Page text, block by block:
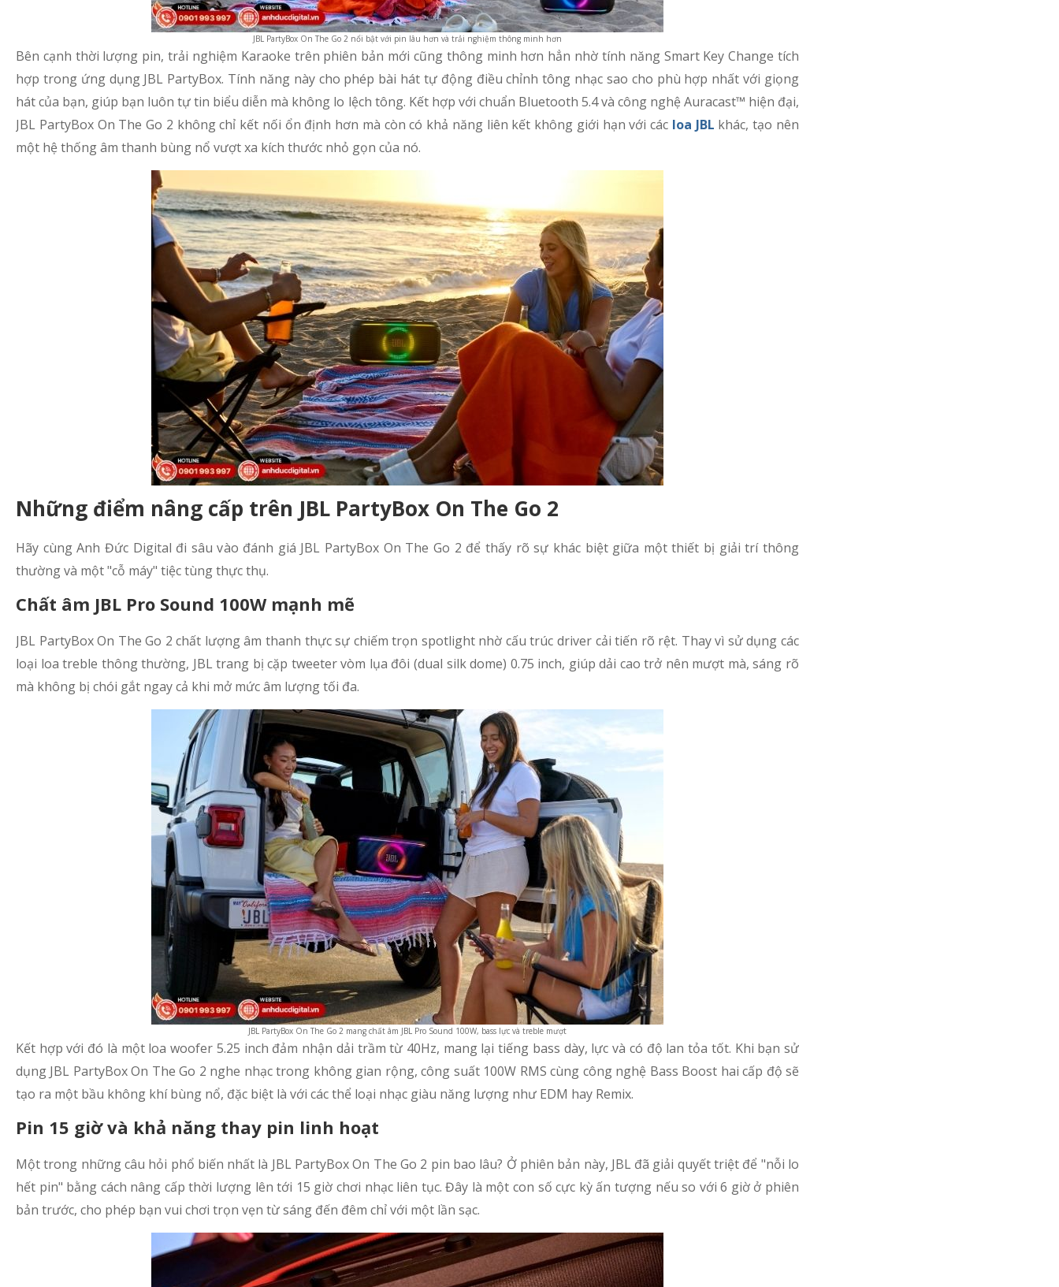
JBL PartyBox On The Go 2 nổi bật với pin lâu hơn và trải nghiệm thông minh hơn
Bên cạnh thời lượng pin, trải nghiệm Karaoke trên phiên bản mới cũng thông minh hơn hẳn nhờ tính năng Smart Key Change tích
hợp trong ứng dụng JBL PartyBox. Tính năng này cho phép bài hát tự động điều chỉnh tông nhạc sao cho phù hợp nhất với giọng
hát của bạn, giúp bạn luôn tự tin biểu diễn mà không lo lệch tông. Kết hợp với chuẩn Bluetooth 5.4 và công nghệ Auracast™ hiện đại,
JBL PartyBox On The Go 2 không chỉ kết nối ổn định hơn mà còn có khả năng liên kết không giới hạn với các loa JBL khác, tạo nên
một hệ thống âm thanh bùng nổ vượt xa kích thước nhỏ gọn của nó.
Những điểm nâng cấp trên JBL PartyBox On The Go 2
Hãy cùng Anh Đức Digital đi sâu vào đánh giá JBL PartyBox On The Go 2 để thấy rõ sự khác biệt giữa một thiết bị giải trí thông
thường và một "cỗ máy" tiệc tùng thực thụ.
Chất âm JBL Pro Sound 100W mạnh mẽ
JBL PartyBox On The Go 2 chất lượng âm thanh thực sự chiếm trọn spotlight nhờ cấu trúc driver cải tiến rõ rệt. Thay vì sử dụng các
loại loa treble thông thường, JBL trang bị cặp tweeter vòm lụa đôi (dual silk dome) 0.75 inch, giúp dải cao trở nên mượt mà, sáng rõ
mà không bị chói gắt ngay cả khi mở mức âm lượng tối đa.
JBL PartyBox On The Go 2 mang chất âm JBL Pro Sound 100W, bass lực và treble mượt
Kết hợp với đó là một loa woofer 5.25 inch đảm nhận dải trầm từ 40Hz, mang lại tiếng bass dày, lực và có độ lan tỏa tốt. Khi bạn sử
dụng JBL PartyBox On The Go 2 nghe nhạc trong không gian rộng, công suất 100W RMS cùng công nghệ Bass Boost hai cấp độ sẽ
tạo ra một bầu không khí bùng nổ, đặc biệt là với các thể loại nhạc giàu năng lượng như EDM hay Remix.
Pin 15 giờ và khả năng thay pin linh hoạt
Một trong những câu hỏi phổ biến nhất là JBL PartyBox On The Go 2 pin bao lâu? Ở phiên bản này, JBL đã giải quyết triệt để "nỗi lo
hết pin" bằng cách nâng cấp thời lượng lên tới 15 giờ chơi nhạc liên tục. Đây là một con số cực kỳ ấn tượng nếu so với 6 giờ ở phiên
bản trước, cho phép bạn vui chơi trọn vẹn từ sáng đến đêm chỉ với một lần sạc.